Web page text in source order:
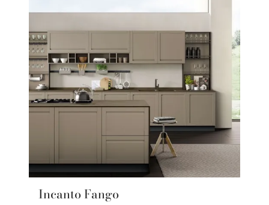
Incanto Fango